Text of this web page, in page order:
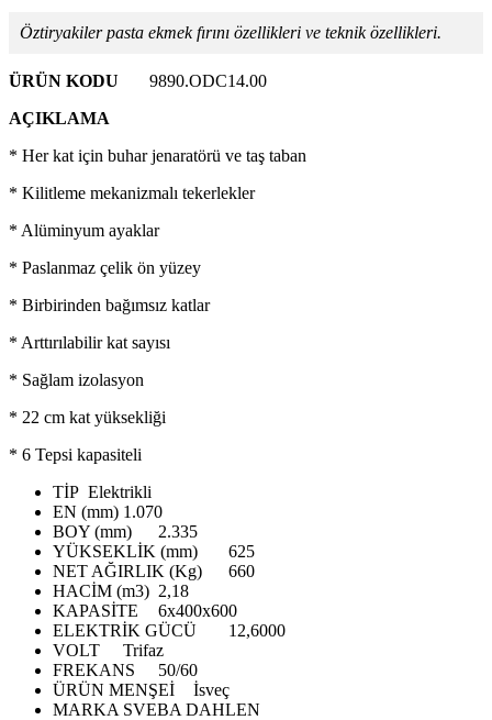
Öztiryakiler pasta ekmek fırını özellikleri ve teknik özellikleri.
ÜRÜN KODU
9890.ODC14.00
AÇIKLAMA
* Her kat için buhar jenaratörü ve taş taban
* Kilitleme mekanizmalı tekerlekler
* Alüminyum ayaklar
* Paslanmaz çelik ön yüzey
* Birbirinden bağımsız katlar
* Arttırılabilir kat sayısı
* Sağlam izolasyon
* 22 cm kat yüksekliği
* 6 Tepsi kapasiteli
TİP Elektrikli
EN (mm) 1.070
BOY (mm)
2.335
YÜKSEKLİK (mm)
625
NET AĞIRLIK (Kg)
660
HACİM (m3) 2,18
KAPASİTE
6x400x600
ELEKTRİK GÜCÜ
12,6000
VOLT
Trifaz
FREKANS
50/60
ÜRÜN MENŞEİ
İsveç
MARKA SVEBA DAHLEN